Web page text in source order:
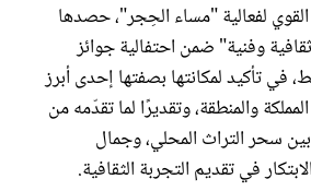
لفعالية "مساء الحِجر"، حصدها
وفنية" ضمن احتفالية جوائز
في تأكيد لمكانتها بصفتها إحدى أبرز
والمنطقة، وتقديرًا لما تقدّمه من
سحر التراث المحلي، وجمال
في تقديم التجربة الثقافية.